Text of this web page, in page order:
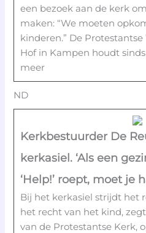
een bezoek aan de kerk
maken: “We moeten
kinderen.” De
Hof in Kampen houdt
meer
ND
Kerkbestuurder De
kerkasiel. ‘Als een
‘Help!’ roept, moet je
Bij het kerkasiel strijdt het
het recht van het kind,
van de Protestantse Kerk,